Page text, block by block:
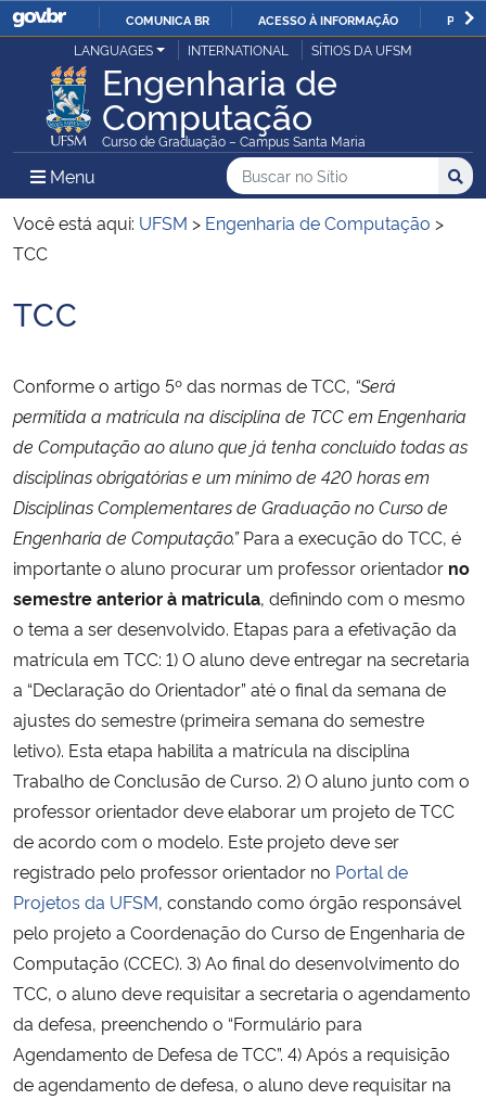
IR
PARA
O
CONTEÚDO
COMUNICA BR ACESSO À INFORMAÇÃO
Ministério da Justiça e Segurança Pública
Ministério da Defesa
Ministério das Relações Exteriores
Ministério da Infraestrutura
Ministério da Agricultura, Pecuária e Abastecimento
Ministério da Educação
Ministério da Cidadania
Ministério da Saúde
Ministério de Minas e Energia
Ministério da Ciência, Tecnologia, Inovações e Comunicações
Ministério do Meio Ambiente
Ministério do Turismo
Ministério do Desenvolvimento Regional
Controladoria-Geral da União
Ministério da Mulher, da Família e dos Direitos Humanos
Secretaria-Geral
Secretaria de Governo
LANGUAGES INTERNATIONAL SÍTIOS DA UFSM
Engenharia de
Computação
Curso de Graduação – Campus Santa Maria
Menu Menu Principal do Sítio
Busca
Buscar no no Sítio
Busca:
Você está aqui: UFSM > Engenharia de Computação >
TCC
Início do conteúdo
TCC
Conforme o artigo 5º das normas de TCC, “Será
permitida a matrícula na disciplina de TCC em Engenharia
de Computação ao aluno que já tenha concluído todas as
disciplinas obrigatórias e um mínimo de 420 horas em
Disciplinas Complementares de Graduação no Curso de
Engenharia de Computação.”Para a execução do TCC, é
importante o aluno procurar um professor orientador no
semestre anterior à matricula, definindo com o mesmo
o tema a ser desenvolvido. Etapas para a efetivação da
matrícula em TCC: 1) O aluno deve entregar na secretaria
a “Declaração do Orientador” até o final da semana de
ajustes do semestre (primeira semana do semestre
letivo). Esta etapa habilita a matrícula na disciplina
Trabalho de Conclusão de Curso. 2) O aluno junto com o
professor orientador deve elaborar um projeto de TCC
de acordo com o modelo. Este projeto deve ser
registrado pelo professor orientador no Portal de
Projetos da UFSM, constando como órgão responsável
pelo projeto a Coordenação do Curso de Engenharia de
Computação (CCEC). 3) Ao final do desenvolvimento do
TCC, o aluno deve requisitar a secretaria o agendamento
da defesa, preenchendo o “Formulário para
Agendamento de Defesa de TCC”. 4) Após a requisição
de agendamento de defesa, o aluno deve requisitar na